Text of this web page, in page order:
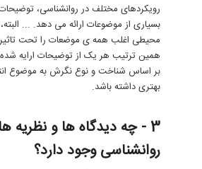
رویکردهای مختلف در روانشناسی،
بسیاری از موضوعات ارائه می دهد. ...
محیطی اغلب همه ی موضعات را تحت تاثیر
همین ترتیب هر یک از توضیحات ارایه شده
بر اساس شناخت و نوع نگرش به موضوع
بهتری داشته باشد.
3 - چه دیدگاه ها و نظریه
روانشناسی وجود دارد؟